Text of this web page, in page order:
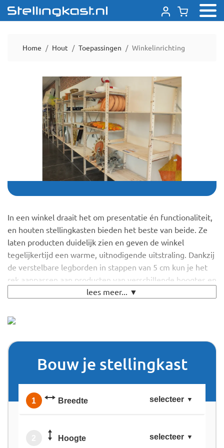
Home Hout Toepassingen Winkelinrichting
In een winkel draait het om presentatie én functionaliteit,
en houten stellingkasten bieden het beste van beide. Ze
laten producten duidelijk zien en geven de winkel
tegelijkertijd een warme, uitnodigende uitstraling. Dankzij
de verstelbare legborden in stappen van 5 cm kun je het
rek aanpassen aan producten van verschillende hoogtes en
alles kan overzichtelijk worden gepresenteerd. Het
om ook zwaardere artikelen te tonen. De open constructie
zorgt voor een ruimtelijk gevoel, zelfs in kleinere
winkelruimtes. Het lichte gewicht maakt het makkelijk om
seizoenswissels. Houten stellingkasten passen bij
Ze zijn eenvoudig te monteren en te combineren tot
lees meer... ▼
Bouw je stellingkast
1 Breedte selecteer
Hoogte selecteer